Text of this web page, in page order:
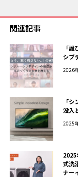
関連記事
「
シブ
2026
「
没入
2025
2025
式洗
ナー